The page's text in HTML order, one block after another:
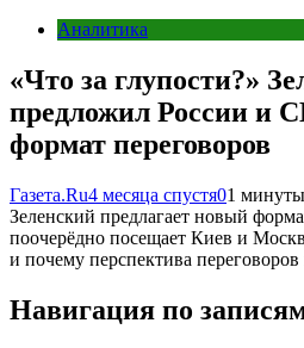
Аналитика
«Что за глупости?»
предложил России и
формат переговоров
Газета.Ru4 месяца спустя01 минуты
Зеленский предлагает новый
поочерёдно посещает Киев и
и почему перспектива
Навигация по